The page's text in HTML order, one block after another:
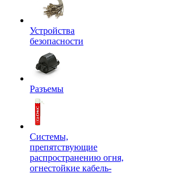
Устройства
безопасности
Разъемы
Системы,
препятствующие
распространению огня,
огнестойкие кабель-